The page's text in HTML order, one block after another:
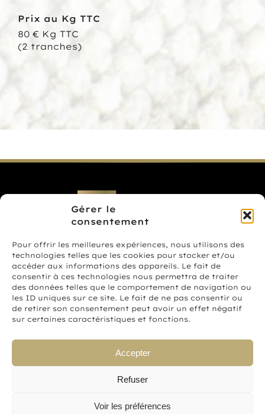
Gérer le
consentement
Pour offrir les meilleures expériences, nous utilisons des
technologies telles que les cookies pour stocker et/ou
accéder aux informations des appareils. Le fait de
consentir à ces technologies nous permettra de traiter
des données telles que le comportement de navigation ou
les ID uniques sur ce site. Le fait de ne pas consentir ou
de retirer son consentement peut avoir un effet négatif
sur certaines caractéristiques et fonctions.
Accepter
Refuser
Voir les préférences
Prix au Kg TTC
80 € Kg TTC
(2 tranches)
16 Route de Brion,
50530 Dragey – France
02 33 68 30 80
A propos
Saumons
Boutique en ligne
Actualités/Presse
Contact